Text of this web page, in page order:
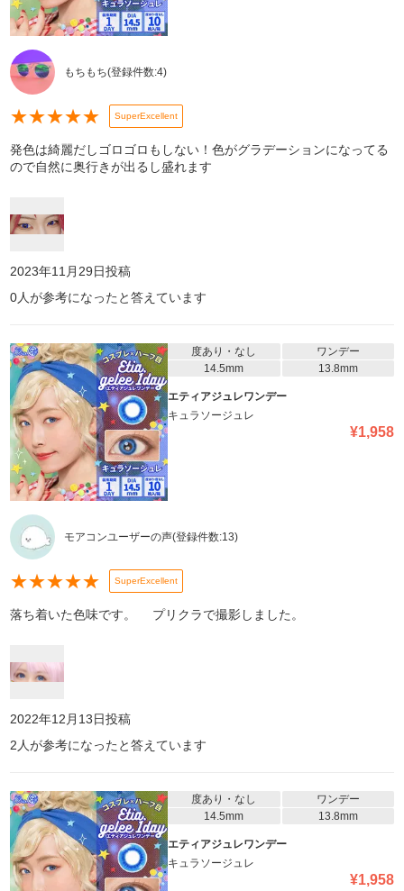
もちもち(登録件数:4)
★★★★★ SuperExcellent
発色は綺麗だしゴロゴロもしない！色がグラデーションになってる
ので自然に奥行きが出るし盛れます
2023年11月29日投稿
0人が参考になったと答えています
度あり・なし
ワンデー
14.5mm
13.8mm
エティアジュレワンデー
キュラソージュレ
¥1,958
モアコンユーザーの声(登録件数:13)
★★★★★ SuperExcellent
落ち着いた色味です。 プリクラで撮影しました。
2022年12月13日投稿
2 人が参考になったと答えています
度あり・なし
ワンデー
14.5mm
13.8mm
エティアジュレワンデー
キュラソージュレ
¥1,958